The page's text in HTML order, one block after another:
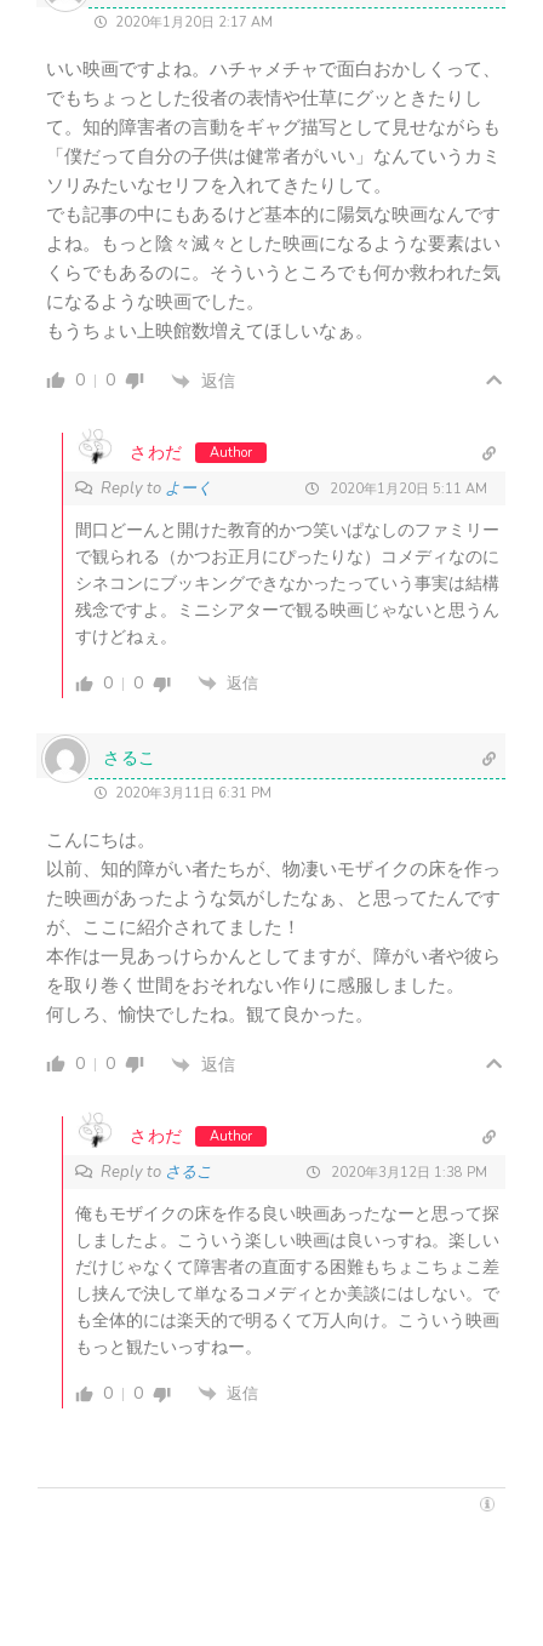
2020年1月20日 2:17 AM
いい映画ですよね。ハチャメチャで面白おかしくって、
でもちょっとした役者の表情や仕草にグッときたりし
て。知的障害者の言動をギャグ描写として見せながらも
「僕だって自分の子供は健常者がいい」なんていうカミ
ソリみたいなセリフを入れてきたりして。
でも記事の中にもあるけど基本的に陽気な映画なんです
よね。もっと陰々滅々とした映画になるような要素はい
くらでもあるのに。そういうところでも何か救われた気
になるような映画でした。
もうちょい上映館数増えてほしいなぁ。
0 0 返信
さわだ Author
Reply to よーく 2020年1月20日 5:11 AM
間口どーんと開けた教育的かつ笑いぱなしのファミリー
で観られる（かつお正月にぴったりな）コメディなのに
シネコンにブッキングできなかったっていう事実は結構
残念ですよ。ミニシアターで観る映画じゃないと思うん
すけどねぇ。
0
0 返信
さるこ
2020年3月11日 6:31 PM
こんにちは。
以前、知的障がい者たちが、物凄いモザイクの床を作っ
た映画があったような気がしたなぁ、と思ってたんです
が、ここに紹介されてました！
本作は一見あっけらかんとしてますが、障がい者や彼ら
を取り巻く世間をおそれない作りに感服しました。
何しろ、愉快でしたね。観て良かった。
0 0 返信
さわだ Author
Reply to さるこ 2020年3月12日 1:38 PM
俺もモザイクの床を作る良い映画あったなーと思って探
しましたよ。こういう楽しい映画は良いっすね。楽しい
だけじゃなくて障害者の直面する困難もちょこちょこ差
し挟んで決して単なるコメディとか美談にはしない。で
も全体的には楽天的で明るくて万人向け。こういう映画
もっと観たいっすねー。
0
0 返信